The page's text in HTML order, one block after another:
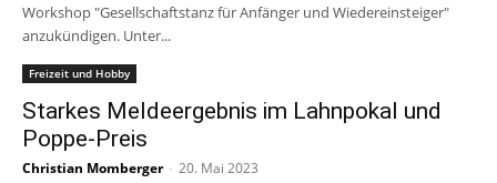
Workshop "Gesellschaftstanz für Anfänger und Wiedereinsteiger"
anzukündigen. Unter...
Freizeit und Hobby
Starkes Meldeergebnis im Lahnpokal und
Poppe-Preis
Christian Momberger - 20. Mai 2023